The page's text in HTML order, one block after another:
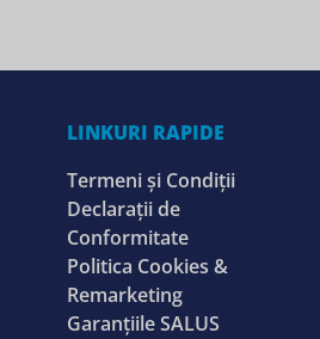
LINKURI RAPIDE
Termeni și Condiții
Declarații de
Conformitate
Politica Cookies &
Remarketing
Garanțiile SALUS